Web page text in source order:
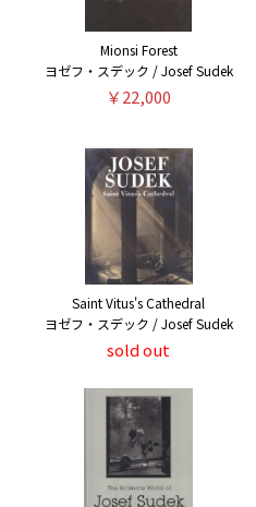
Mionsi Forest
ヨゼフ・スデック / Josef Sudek
￥22,000
Saint Vitus's Cathedral
ヨゼフ・スデック / Josef Sudek
sold out